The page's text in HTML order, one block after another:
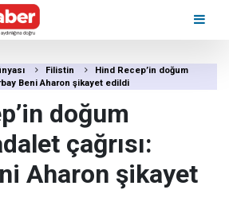
Filistin
Hind Recep’in doğum
Beni Aharon şikayet edildi
doğum
çağrısı:
Aharon şikayet